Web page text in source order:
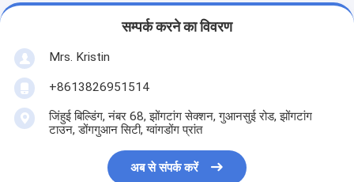
सम्पर्क करने का विवरण
Mrs. Kristin
+8613826951514
जिंहुई बिल्डिंग, नंबर 68, झोंगटांग सेक्शन, गुआनसुई रोड, झोंगटांग
टाउन, डोंगगुआन सिटी, ग्वांगडोंग प्रांत
अब से संपर्क करें